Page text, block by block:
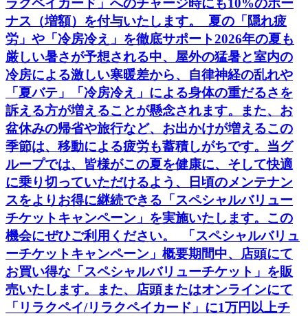
ラクペイカード」へのチャージ時にも10%のボー
ナス（増額）を付与いたします。 夏の「隠れ疲
労」や「冷房冷え」を徹底サポート2026年の夏も
厳しい暑さが予想される中、屋外の猛暑と室内の
冷房による激しい寒暖差から、自律神経の乱れや
「夏バテ」「冷房冷え」による身体の重だるさを
訴える方が増えることが懸念されます。また、お
盆休みの帰省や旅行など、お出かけが増えるこの
季節は、移動による疲労も蓄積しがちです。当グ
ループでは、皆様がこの夏を健康に、そして快適
に乗り切っていただけるよう、日頃のメンテナン
スをよりお得に継続できる「スペシャルバリュー
チケットキャンペーン」を実施いたします。この
機会にぜひご利用ください。 「スペシャルバリュ
ーチケットキャンペーン」概要期間中、店頭にて
お買い得な「スペシャルバリューチケット」を販
売いたします。また、店頭またはオンラインにて
「リラクペイ/リラクペイカード」に1万円以上チ